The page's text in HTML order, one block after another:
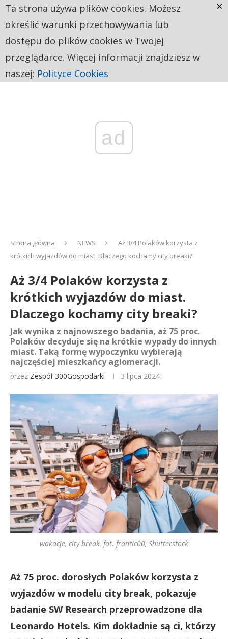
ad
Strona główna NEWS
Aż 3/4 Polaków korzysta z
krótkich wyjazdów do miast. Dlaczego kochamy city breaki?
Aż 3/4 Polaków korzysta z
krótkich wyjazdów do miast.
Dlaczego kochamy city breaki?
Jak wynika z najnowszego badania, aż 75 proc.
Polaków decyduje się na krótkie wypady do innych
miast. Taką formę wypoczynku wybierają
najczęściej mieszkańcy aglomeracji.
przez Zespół 300Gospodarki 3 lipca 2024
wakacje, city break, fot. frantic00, Shutterstock
Aż 75 proc. dorosłych Polaków korzysta z
wyjazdów w modelu city break, pokazuje
badanie SW Research przeprowadzone dla
Leonardo Hotels. Kim dokładnie są ci, którzy
Ta strona używa plików cookies. Możesz
określić warunki przechowywania lub
dostępu do plików cookies w Twojej
przeglądarce. Więcej informacji znajdziesz w
naszej: Polityce Cookies
×